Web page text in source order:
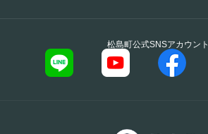
松島町公式SNSアカウント